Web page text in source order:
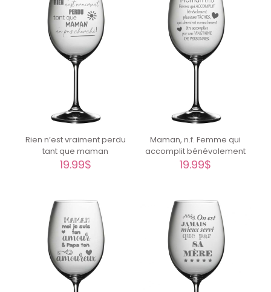
Rien n’est vraiment perdu
tant que maman
19.99$
Maman, n.f. Femme qui
accomplit bénévolement
19.99$